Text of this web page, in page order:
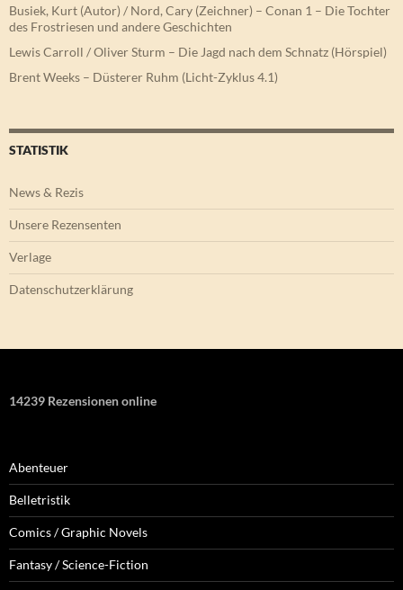
Busiek, Kurt (Autor) / Nord, Cary (Zeichner) – Conan 1 – Die Tochter
des Frostriesen und andere Geschichten
Lewis Carroll / Oliver Sturm – Die Jagd nach dem Schnatz (Hörspiel)
Brent Weeks – Düsterer Ruhm (Licht-Zyklus 4.1)
STATISTIK
News & Rezis
Unsere Rezensenten
Verlage
Datenschutzerklärung
14239 Rezensionen online
Abenteuer
Belletristik
Comics / Graphic Novels
Fantasy / Science-Fiction